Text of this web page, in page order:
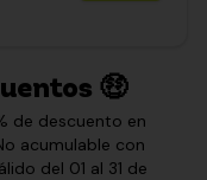
🤑
de descuento en
acumulable con
del 01 al 31 de